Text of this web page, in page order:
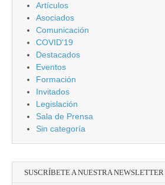
Artículos
Asociados
Comunicación
COVID'19
Destacados
Eventos
Formación
Invitados
Legislación
Sala de Prensa
Sin categoría
SUSCRÍBETE A NUESTRA NEWSLETTER